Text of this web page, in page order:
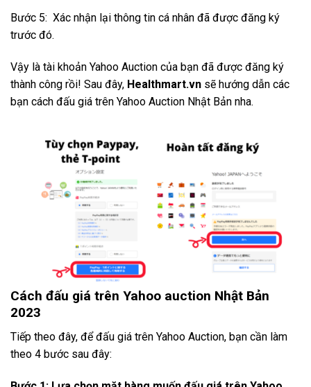
Bước 5: Xác nhận lại thông tin cá nhân đã được đăng ký
trước đó.
Vậy là tài khoản Yahoo Auction của bạn đã được đăng ký
thành công rồi! Sau đây, Healthmart.vn sẽ hướng dẫn các
bạn cách đấu giá trên Yahoo Auction Nhật Bản nha.
Cách đấu giá trên Yahoo auction Nhật Bản
2023
Tiếp theo đây, để đấu giá trên Yahoo Auction, bạn cần làm
theo 4 bước sau đây: